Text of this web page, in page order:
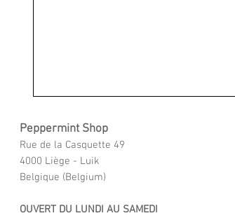
Peppermint Shop
Rue de la Casquette 49
4000 Liège - Luik
Belgique (Belgium)
OUVERT DU LUNDI AU SAMEDI